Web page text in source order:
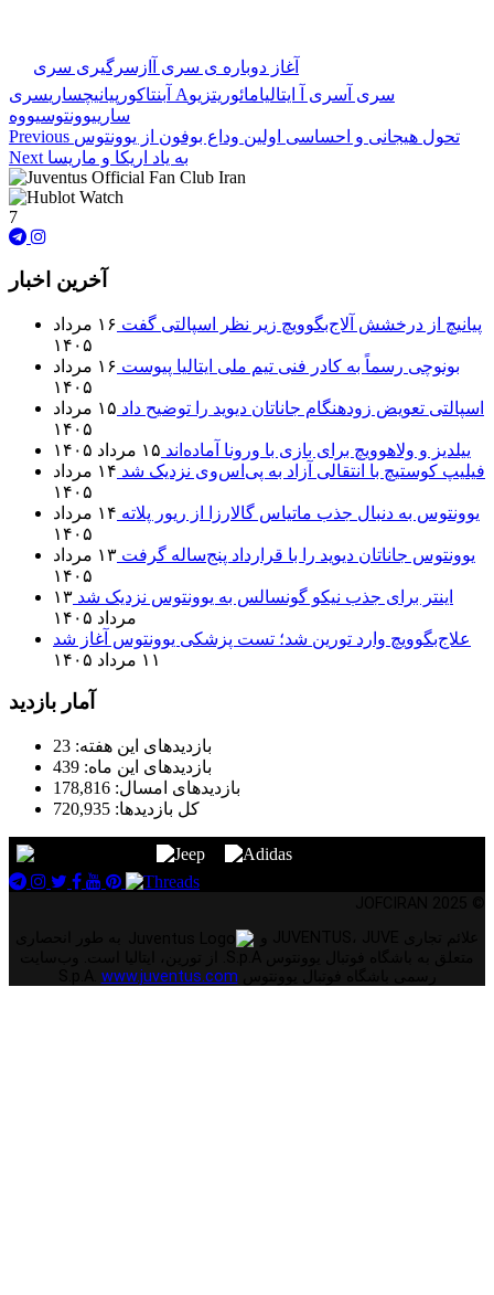
آغاز دوباره ی سری آ
ازسرگیری سری
بنتاکور پیانیچساری سری A سری آ سری آ ایتالیامائوریتزیو
سارییوونتوسیووه
Previous تحول هیجانی و احساسی اولین وداع بوفون از یوونتوس
Next به یاد اریکا و ماریسا
7
آخرین اخبار
پیانیچ از درخشش آلاج‌بگوویچ زیر نظر اسپالتی گفت
۱۶ مرداد
۱۴۰۵
بونوچی رسماً به کادر فنی تیم ملی ایتالیا پیوست
۱۶ مرداد
۱۴۰۵
اسپالتی تعویض زودهنگام جاناتان دیوید را توضیح داد
۱۵ مرداد
۱۴۰۵
ییلدیز و ولاهوویچ برای بازی با ورونا آماده‌اند ۱۵ مرداد ۱۴۰۵
فیلیپ کوستیچ با انتقالی آزاد به پی‌اس‌وی نزدیک شد
۱۴ مرداد
۱۴۰۵
یوونتوس به دنبال جذب ماتیاس گالارزا از ریور پلاته
۱۴ مرداد
۱۴۰۵
یوونتوس جاناتان دیوید را با قرارداد پنج‌ساله گرفت
۱۳ مرداد
۱۴۰۵
اینتر برای جذب نیکو گونسالس به یوونتوس نزدیک شد ۱۳
مرداد ۱۴۰۵
علاج‌بگوویچ وارد تورین شد؛ تست پزشکی یوونتوس آغاز شد
۱۱ مرداد ۱۴۰۵
آمار بازدید
بازدیدهای این هفته: 23
بازدیدهای این ماه: 439
بازدیدهای امسال: 178,816
کل بازدیدها: 720,935
www.juventus.com